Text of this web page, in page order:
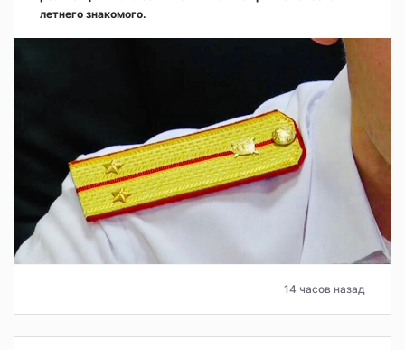
летнего знакомого.
14 часов назад